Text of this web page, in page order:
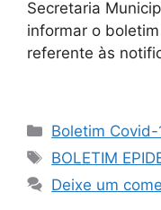
Secretaria
informar o
referente às
Boletim Covid-
BOLETIM
Deixe um